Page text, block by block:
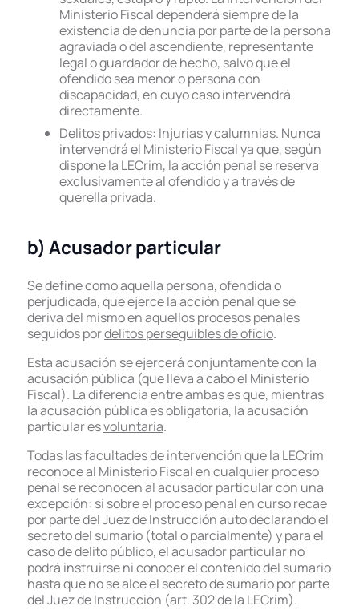
Ministerio Fiscal dependerá siempre de la
existencia de denuncia por parte de la persona
agraviada o del ascendiente, representante
legal o guardador de hecho, salvo que el
ofendido sea menor o persona con
discapacidad, en cuyo caso intervendrá
directamente.
Delitos privados: Injurias y calumnias. Nunca
intervendrá el Ministerio Fiscal ya que, según
dispone la LECrim, la acción penal se reserva
exclusivamente al ofendido y a través de
querella privada.
b) Acusador particular
Se define como aquella persona, ofendida o
perjudicada, que ejerce la acción penal que se
deriva del mismo en aquellos procesos penales
seguidos pordelitos perseguibles de oficio.
Esta acusación se ejercerá conjuntamente con la
acusación pública (que lleva a cabo el Ministerio
Fiscal). La diferencia entre ambas es que, mientras
la acusación pública es obligatoria, la acusación
particular esvoluntaria.
Todas las facultades de intervención que la LECrim
reconoce al Ministerio Fiscal en cualquier proceso
penal se reconocen al acusador particular con una
excepción: si sobre el proceso penal en curso recae
por parte del Juez de Instrucción auto declarando el
secreto del sumario (total o parcialmente) y para el
caso de delito público, el acusador particular no
podrá instruirse ni conocer el contenido del sumario
hasta que no se alce el secreto de sumario por parte
del Juez de Instrucción (art. 302 de la LECrim).